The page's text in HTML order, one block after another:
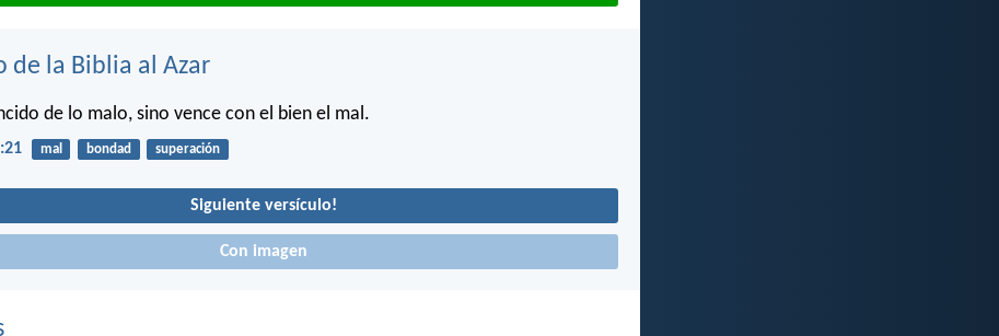
de la Biblia al Azar
de lo malo, sino vence con el bien el mal.
mal bondad superación
Siguiente versículo!
Con imagen